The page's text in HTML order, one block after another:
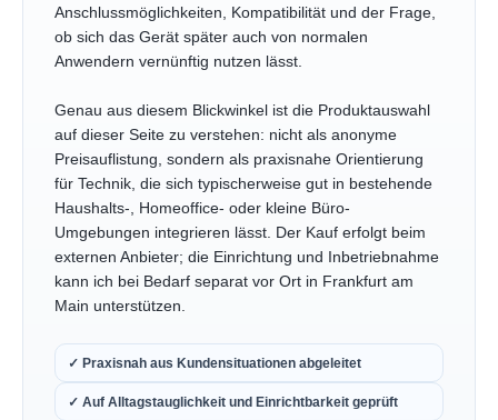
Anschlussmöglichkeiten, Kompatibilität und der Frage,
ob sich das Gerät später auch von normalen
Anwendern vernünftig nutzen lässt.
Genau aus diesem Blickwinkel ist die Produktauswahl
auf dieser Seite zu verstehen: nicht als anonyme
Preisauflistung, sondern als praxisnahe Orientierung
für Technik, die sich typischerweise gut in bestehende
Haushalts-, Homeoffice- oder kleine Büro-
Umgebungen integrieren lässt. Der Kauf erfolgt beim
externen Anbieter; die Einrichtung und Inbetriebnahme
kann ich bei Bedarf separat vor Ort in Frankfurt am
Main unterstützen.
✓ Praxisnah aus Kundensituationen abgeleitet
✓ Auf Alltagstauglichkeit und Einrichtbarkeit geprüft